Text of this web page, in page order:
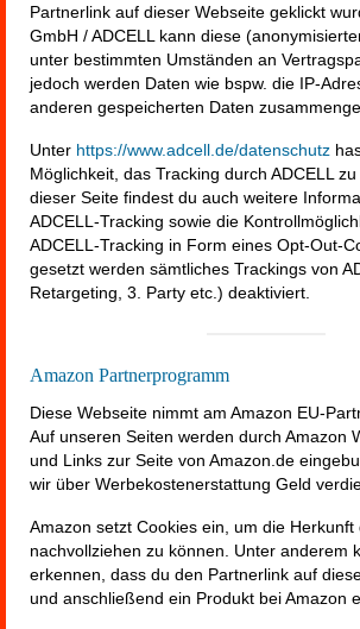
Partnerlink auf dieser Webseite geklickt
GmbH / ADCELL kann diese
unter bestimmten Umständen an
jedoch werden Daten wie bspw. die IP-
anderen gespeicherten Daten
Unter https://www.adcell.de/datenschutz
Möglichkeit, das Tracking durch ADCELL
dieser Seite findest du auch weitere
ADCELL-Tracking sowie die
ADCELL-Tracking in Form eines Opt-Out-
gesetzt werden sämtliches Trackings von
Retargeting, 3. Party etc.) deaktiviert.
Amazon Partnerprogramm
Diese Webseite nimmt am Amazon EU-
Auf unseren Seiten werden durch Amazon
und Links zur Seite von Amazon.de
wir über Werbekostenerstattung Geld
Amazon setzt Cookies ein, um die Herkunft
nachvollziehen zu können. Unter anderem
erkennen, dass du den Partnerlink auf
und anschließend ein Produkt bei Amazon